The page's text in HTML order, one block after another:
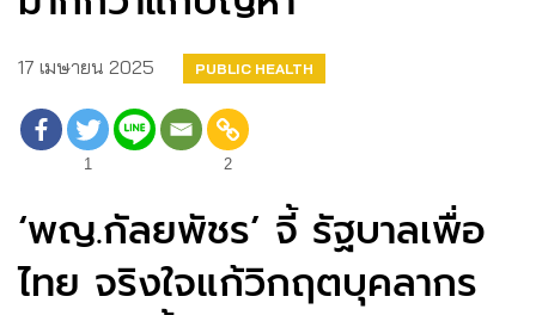
17 เมษายน 2025 PUBLIC HEALTH
1 2
‘พญ.กัลยพัชร’ จี้ รัฐบาลเพื่อ
ไทย จริงใจแก้วิกฤตบุคลากร